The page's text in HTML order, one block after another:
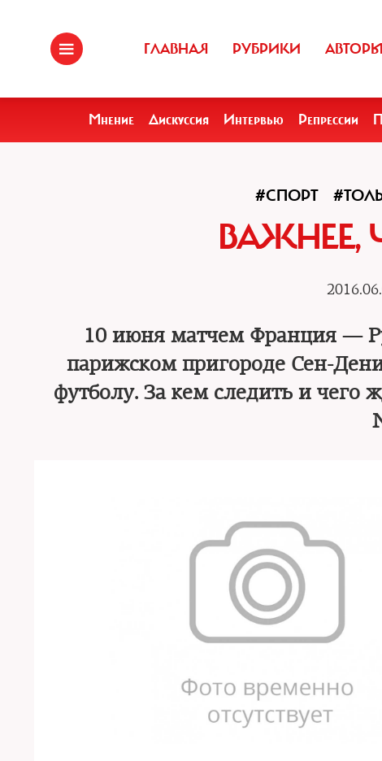
ГЛАВНАЯ РУБРИКИ АВТОРЫ
Мнение Дискуссия Интервью Репрессии
#СПОРТ
ВАЖНЕЕ,
10 июня матчем Франция —
парижском пригороде Сен-
футболу. За кем следить и чего